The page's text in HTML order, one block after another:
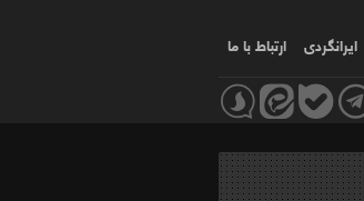
ایرانگردی ارتباط با ما